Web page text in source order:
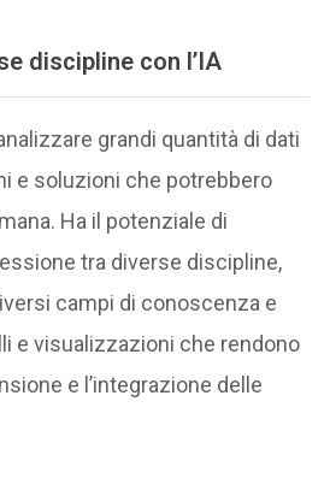
discipline con l’IA
grandi quantità di dati
e soluzioni che potrebbero
Ha il potenziale di
tra diverse discipline,
campi di conoscenza e
e visualizzazioni che rendono
e l’integrazione delle